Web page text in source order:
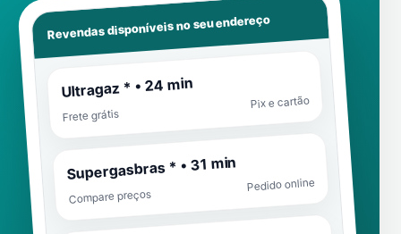
Revendas disponíveis no seu endereço
Ultragaz * • 24 min
Frete grátis
Pix e cartão
Supergasbras * • 31 min
Compare preços
Pedido online